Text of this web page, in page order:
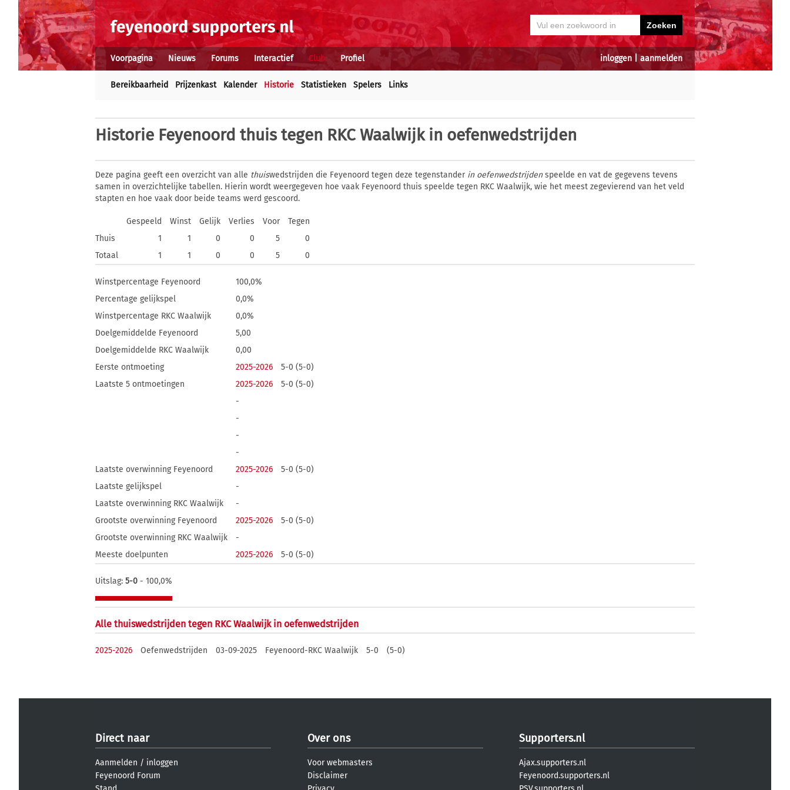
inloggen aanmelden
Voorpagina Nieuws Forums Interactief Club Profiel
Bereikbaarheid Prijzenkast Kalender Historie Statistieken Spelers Links
Historie Feyenoord thuis tegen RKC Waalwijk in oefenwedstrijden
Deze pagina geeft een overzicht van alle thuiswedstrijden die Feyenoord tegen deze tegenstander in oefenwedstrijdenspeelde en vat de gegevens tevens
samen in overzichtelijke tabellen. Hierin wordt weergegeven hoe vaak Feyenoord thuis speelde tegen RKC Waalwijk, wie het meest zegevierend van het veld
stapten en hoe vaak door beide teams werd gescoord.
Gespeeld Winst Gelijk Verlies Voor
Tegen
Thuis
1 1 0 0 5
0
Totaal
1 1 0 0 5 0
Winstpercentage Feyenoord
100,0%
Percentage gelijkspel
0,0%
Winstpercentage RKC Waalwijk
0,0%
Doelgemiddelde Feyenoord
5,00
Doelgemiddelde RKC Waalwijk
0,00
Eerste ontmoeting
2025-2026
5-0 (5-0)
Laatste 5 ontmoetingen
2025-2026
5-0 (5-0)
-
-
-
-
Laatste overwinning Feyenoord
2025-2026
5-0 (5-0)
Laatste gelijkspel
-
Laatste overwinning RKC Waalwijk
-
Grootste overwinning Feyenoord
2025-2026
5-0 (5-0)
Grootste overwinning RKC Waalwijk
-
Meeste doelpunten
2025-2026 5-0 (5-0)
Uitslag: 5-0 - 100,0%
Alle thuiswedstrijden tegen RKC Waalwijk in oefenwedstrijden
2025-2026 Oefenwedstrijden 03-09-2025 Feyenoord-RKC Waalwijk 5-0 (5-0)
Direct naar
Aanmelden / inloggen
Feyenoord Forum
Over ons
Voor webmasters
Disclaimer
Supporters.nl
Ajax.supporters.nl
Feyenoord.supporters.nl